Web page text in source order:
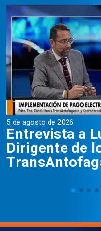
5 de agosto de 2026
Entrevista a
Dirigente de